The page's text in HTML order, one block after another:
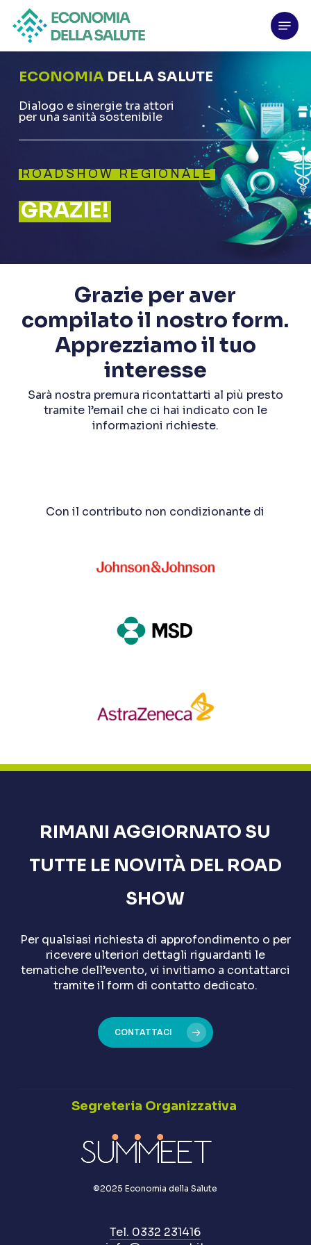
main
content
Menu
ECONOMIA DELLA SALUTE
Dialogo e sinergie tra attori
per una sanità sostenibile
ROADSHOW REGIONALE
GRAZIE!
Grazie per aver
compilato il nostro form.
Apprezziamo il tuo
interesse
Sarà nostra premura ricontattarti al più presto
tramite l’email che ci hai indicato con le
informazioni richieste.
Con il contributo non condizionante di
RIMANI AGGIORNATO SU
TUTTE LE NOVITÀ DEL ROAD
SHOW
Per qualsiasi richiesta di approfondimento o per
ricevere ulteriori dettagli riguardanti le
tematiche dell’evento, vi invitiamo a contattarci
tramite il form di contatto dedicato.
CONTATTACI
Segreteria Organizzativa
©2025 Economia della Salute
Tel. 0332 231416